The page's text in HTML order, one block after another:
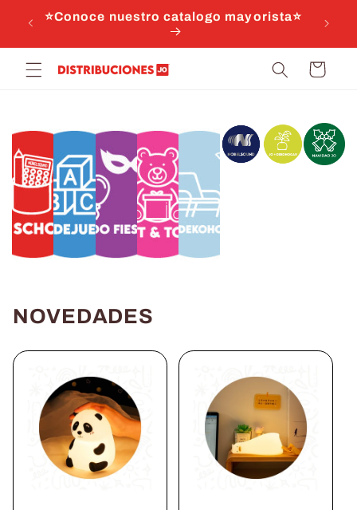
directamente
⭐Conoce nuestro catalogo mayorista⭐
Carrito
NOVEDADES